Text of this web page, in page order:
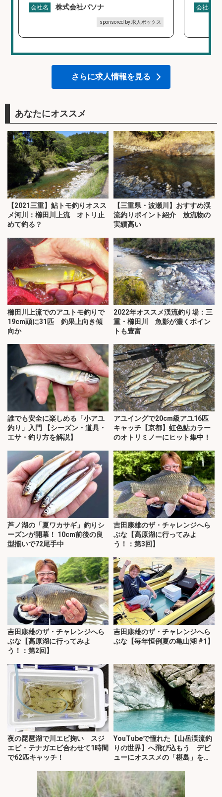
会社名 株式会社パソナ
sponsored by 求人ボックス
会社名
さらに求人情報を見る
あなたにオススメ
【2021三重】鮎トモ釣りオスス
メ河川：櫛田川上流 オトリ止
めて釣る？
【三重県・波瀬川】おすすめ渓
流釣りポイント紹介 放流物の
実績高い
櫛田川上流でのアユトモ釣りで
19cm頭に31匹 釣果上向き傾
向か
2022年オススメ渓流釣り場：三
重・櫛田川 魚影が濃くポイン
トも豊富
誰でも安全に楽しめる「小アユ
釣り」入門 【シーズン・道具・
エサ・釣り方を解説】
アユイングで20cm級アユ16匹
キャッチ【京都】虹色鮎カラー
のオトリミノーにヒット集中！
芦ノ湖の「夏ワカサギ」釣りシ
ーズンが開幕！ 10cm前後の良
型揃いで72尾手中
吉田康雄のザ・チャレンジへら
ぶな【高原湖に行ってみよ
う！：第3回】
吉田康雄のザ・チャレンジへら
ぶな【高原湖に行ってみよ
う！：第2回】
吉田康雄のザ・チャレンジへら
ぶな【毎年恒例夏の亀山湖 #1】
夜の琵琶湖で川エビ掬い スジ
エビ・テナガエビ合わせて1時間
で62匹キャッチ！
YouTubeで憧れた【山岳渓流釣
りの世界】へ飛び込もう デビ
ューにオススメの「椹島」を紹